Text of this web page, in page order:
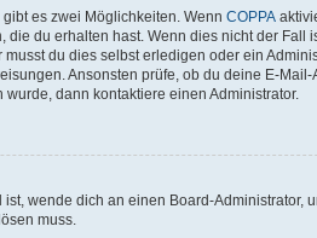
es zwei Möglichkeiten. Wenn COPPA
du erhalten hast. Wenn dies nicht der Fall
du dies selbst erledigen oder ein
Ansonsten prüfe, ob du deine E-
dann kontaktiere einen Administrator.
wende dich an einen Board-Administrator,
muss.